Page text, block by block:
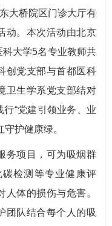
桥院区门诊大厅有
动。本次活动由北京
大学5名专业教师共
创党支部与首都医科
卫生学系党支部结对
“党建引领业务、业
护健康绿。
项目，可为吸烟群
检测等专业健康评
体的损伤与危害。
团队结合每个人的吸